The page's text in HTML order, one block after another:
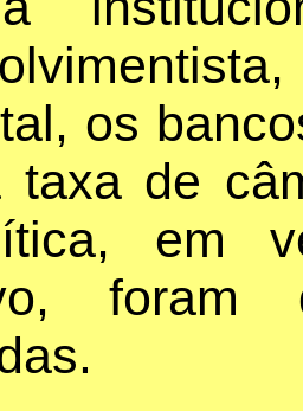
os
taxa de
em
foram